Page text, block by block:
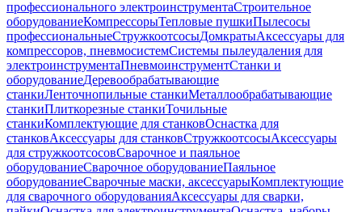
профессионального электроинструментаСтроительное
оборудованиеКомпрессорыТепловые пушкиПылесосы
профессиональныеСтружкоотсосыДомкратыАксессуары для
компрессоров, пневмосистемСистемы пылеудаления для
электроинструментаПневмоинструментСтанки и
оборудованиеДеревообрабатывающие
станкиЛенточнопильные станкиМеталлообрабатывающие
станкиПлиткорезные станкиТочильные
станкиКомплектующие для станковОснастка для
станковАксессуары для станковСтружкоотсосыАксессуары
для стружкоотсосовСварочное и паяльное
оборудованиеСварочное оборудованиеПаяльное
оборудованиеСварочные маски, аксессуарыКомплектующие
для сварочного оборудованияАксессуары для сварки,